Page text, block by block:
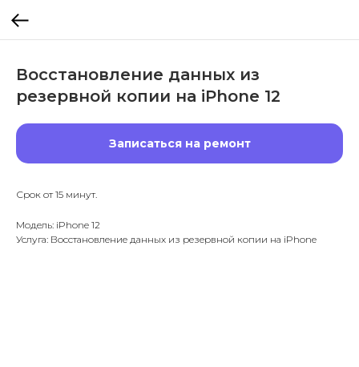
Восстановление данных из
резервной копии на iPhone 12
Записаться на ремонт
Срок от 15 минут.
Модель: iPhone 12
Услуга: Восстановление данных из резервной копии на iPhone